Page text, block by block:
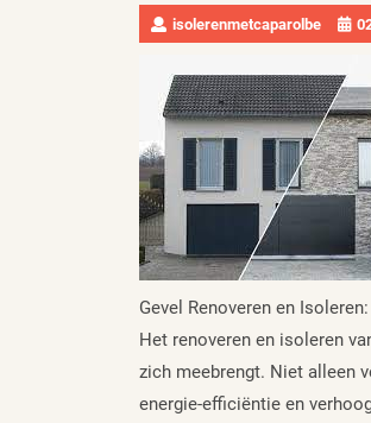
isolerenmetcaparolbe
Gevel Renoveren en
Het renoveren en isoleren
zich meebrengt. Niet alleen
energie-efficiëntie en